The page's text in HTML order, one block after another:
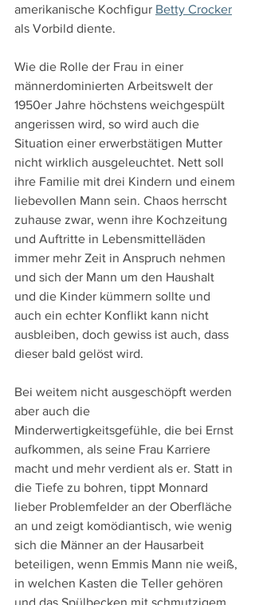
amerikanische Kochfigur Betty Crocker
als Vorbild diente.
Wie die Rolle der Frau in einer
männerdominierten Arbeitswelt der
1950er Jahre höchstens weichgespült
angerissen wird, so wird auch die
Situation einer erwerbstätigen Mutter
nicht wirklich ausgeleuchtet. Nett soll
ihre Familie mit drei Kindern und einem
liebevollen Mann sein. Chaos herrscht
zuhause zwar, wenn ihre Kochzeitung
und Auftritte in Lebensmittelläden
immer mehr Zeit in Anspruch nehmen
und sich der Mann um den Haushalt
und die Kinder kümmern sollte und
auch ein echter Konflikt kann nicht
ausbleiben, doch gewiss ist auch, dass
dieser bald gelöst wird.
Bei weitem nicht ausgeschöpft werden
aber auch die
Minderwertigkeitsgefühle, die bei Ernst
aufkommen, als seine Frau Karriere
macht und mehr verdient als er. Statt in
die Tiefe zu bohren, tippt Monnard
lieber Problemfelder an der Oberfläche
an und zeigt komödiantisch, wie wenig
sich die Männer an der Hausarbeit
beteiligen, wenn Emmis Mann nie weiß,
in welchen Kasten die Teller gehören
und das Spülbecken mit schmutzigem